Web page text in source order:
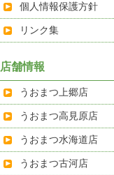
個人情報保護方針
リンク集
店舗情報
うおまつ上郷店
うおまつ高見原店
うおまつ水海道店
うおまつ古河店